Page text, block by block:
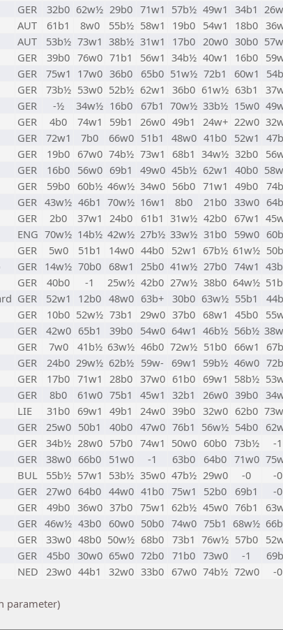
GER 32b0 62w½ 29b0 71w1 57b½ 49w1 34b1
AUT 61b1 8w0 55b½ 58w1 19b0 54w1 18b0
AUT 53b½ 73w1 38b½ 31w1 17b0 20w0 30b0
GER 39b0 76w0 71b1 56w1 34b½ 40w1 16b0
GER 75w1 17w0 36b0 65b0 51w½ 72b1 60w1
GER 73b½ 53w0 52b½ 62w1 36b0 61w½ 63b1
GER -½ 34w½ 16b0 67b1 70w½ 33b½ 15w0
GER 4b0 74w1 59b1 26w0 49b1 24w+ 22w0
GER 72w1 7b0 66w0 51b1 48w0 41b0 52w1
GER 19b0 67w0 74b½ 73w1 68b1 34w½ 32b0
GER 16b0 56w0 69b1 49w0 45b½ 62w1 40b0
GER 59b0 60b½ 46w½ 34w0 56b0 71w1 49b0
GER 43w½ 46b1 70w½ 16w1 8b0 21b0 33w0
GER 2b0 37w1 24b0 61b1 31w½ 42b0 67w1
ENG 70w½ 14b½ 42w½ 27b½ 33w½ 31b0 59w0
GER 5w0 51b1 14w0 44b0 52w1 67b½ 61w½
GER 14w½ 70b0 68w1 25b0 41w½ 27b0 74w1
GER 40b0 -1 25w½ 42b0 27w½ 38b0 64w½
GER 52w1 12b0 48w0 63b+ 30b0 63w½ 55b1
GER 10b0 52w½ 73b1 29w0 37b0 68w1 45b0
GER 42w0 65b1 39b0 54w0 64w1 46b½ 56b½
GER 7w0 41b½ 63w½ 46b0 72w½ 51b0 66w1
GER 24b0 29w½ 62b½ 59w- 69w1 59b½ 46w0
GER 17b0 71w1 28b0 37w0 61b0 69w1 58b½
GER 8b0 61w0 75b1 45w1 32b1 26w0 39b0
LIE 31b0 69w1 49b1 24w0 39b0 32w0 62b0
GER 25w0 50b1 40b0 47w0 76b1 56w½ 54b0
GER 34b½ 28w0 57b0 74w1 50w0 60b0 73b½ -1
GER 38w0 66b0 51w0 -1 63b0 64b0 71w0
BUL 55b½ 57w1 53b½ 35w0 47b½ 29w0 -0 -0
GER 27w0 64b0 44w0 41b0 75w1 52b0 69b1 -0
GER 49b0 36w0 37b0 75w1 62b½ 45w0 76b1
GER 46w½ 43b0 60w0 50b0 74w0 75b1 68w½
GER 33w0 48b0 50w½ 68b0 73b1 76w½ 57b0
GER 45b0 30w0 65w0 72b0 71b0 73w0 -1
NED 23w0 44b1 32w0 33b0 67w0 74b½ 72w0 -0
parameter)